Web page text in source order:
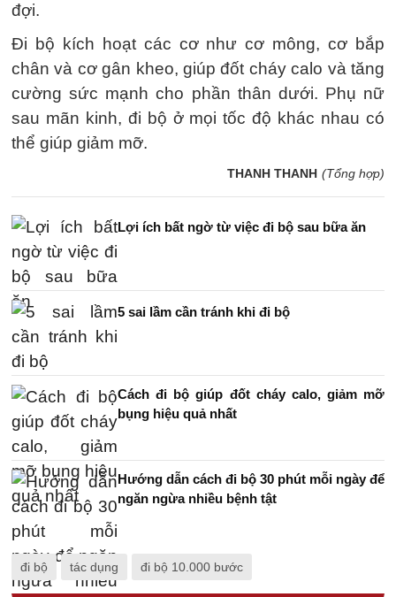
đợi.
Đi bộ kích hoạt các cơ như cơ mông, cơ bắp
chân và cơ gân kheo, giúp đốt cháy calo và tăng
cường sức mạnh cho phần thân dưới. Phụ nữ
sau mãn kinh, đi bộ ở mọi tốc độ khác nhau có
thể giúp giảm mỡ.
THANH THANH (Tổng hợp)
Lợi ích bất ngờ từ việc đi bộ sau bữa ăn
5 sai lầm cần tránh khi đi bộ
Cách đi bộ giúp đốt cháy calo, giảm mỡ
bụng hiệu quả nhất
Hướng dẫn cách đi bộ 30 phút mỗi ngày để
ngăn ngừa nhiều bệnh tật
đi bộ tác dụng đi bộ 10.000 bước